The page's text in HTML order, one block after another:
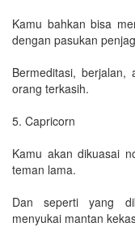
Kamu bahkan bisa
dengan pasukan
Bermeditasi,
orang terkasih.
5. Capricorn
Kamu akan dikuasai
teman lama.
Dan seperti yang
menyukai mantan